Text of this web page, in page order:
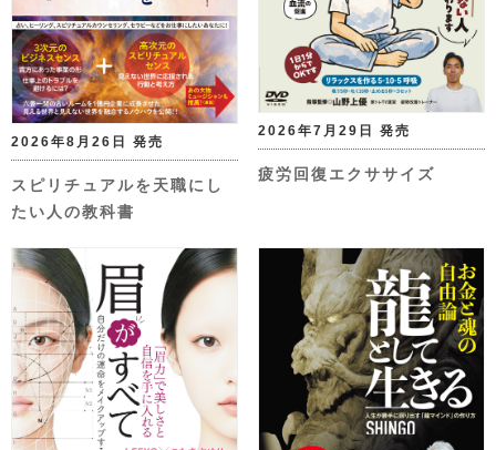
2026年8月26日 発売
スピリチュアルを天職にし
たい人の教科書
2026年7月29日 発売
疲労回復エクササイズ